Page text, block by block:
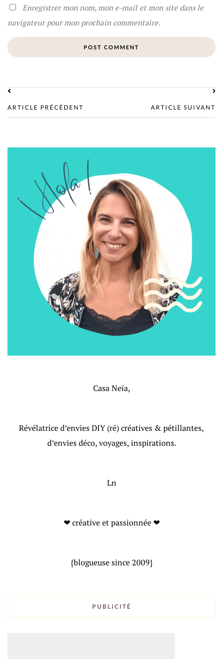
Enregistrer mon nom, mon e-mail et mon site dans le
navigateur pour mon prochain commentaire.
ARTICLE PRÉCÉDENT ARTICLE SUIVANT
Casa Neïa,
Révélatrice d’envies DIY (ré) créatives & pétillantes,
d’envies déco, voyages, inspirations.
Ln
❤ créative et passionnée ❤
{blogueuse since 2009}
PUBLICITÉ